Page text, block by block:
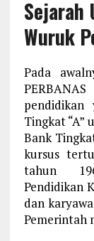
Sejarah
Wuruk
Pada
pendidikan
Tingkat “A”
Bank
kursus
tahun
Pendidikan
dan
Pemerintah